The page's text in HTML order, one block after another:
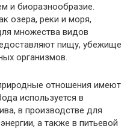
и биоразнообразие.
озера, реки и моря,
множества видов
пищу, убежище
организмов.
отношения имеют
используется в
в производстве для
а также в питьевой